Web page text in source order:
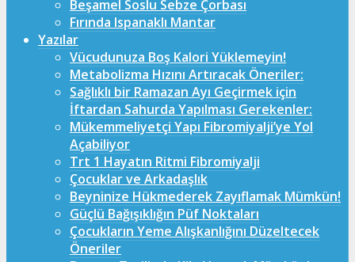
Beşamel Soslu Sebze Çorbası
Fırında Ispanaklı Mantar
Yazılar
Vücudunuza Boş Kalori Yüklemeyin!
Metabolizma Hızını Artıracak Öneriler:
Sağlıklı bir Ramazan Ayı Geçirmek için
İftardan Sahurda Yapılması Gerekenler:
Mükemmeliyetçi Yapı Fibromiyalji’ye Yol
Açabiliyor
Trt 1 Hayatın Ritmi Fibromiyalji
Çocuklar ve Arkadaşlık
Beyninize Hükmederek Zayıflamak Mümkün!
Güçlü Bağışıklığın Püf Noktaları
Çocukların Yeme Alışkanlığını Düzeltecek
Öneriler